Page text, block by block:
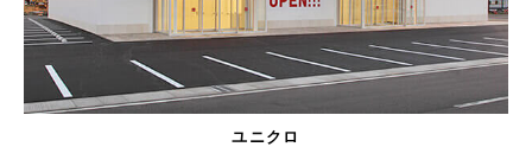
ユニクロ